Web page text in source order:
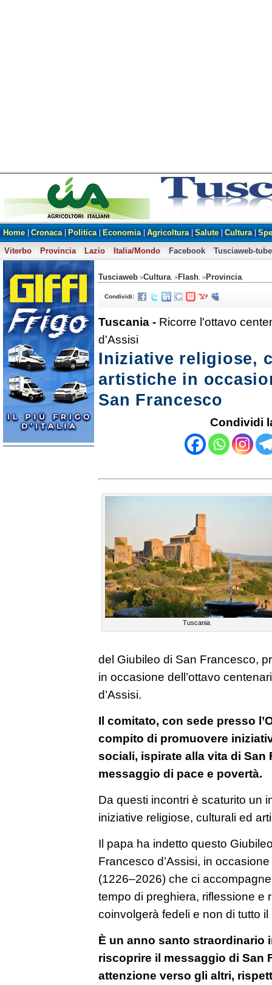
Home Cronaca Politica Economia Agricoltura Salute Cultura
Viterbo
Provincia Lazio Italia/Mondo Facebook Tusciaweb-tube
Tusciaweb >Cultura , >Flash , >Provincia
Condividi:
Tuscania - Ricorre l'ottavo
d'Assisi
Iniziative religiose,
artistiche in
San Francesco
Condividi
Tuscania
del Giubileo di San Francesco,
in occasione dell’ottavo
d’Assisi.
Il comitato, con sede presso
compito di promuovere
sociali, ispirate alla vita di San
messaggio di pace e povertà.
Da questi incontri è scaturito un
iniziative religiose, culturali ed
Il papa ha indetto questo
Francesco d’Assisi, in
(1226–2026) che ci
tempo di preghiera, riflessione e
coinvolgerà fedeli e non di tutto il
È un anno santo straordinario
riscoprire il messaggio di San
attenzione verso gli altri,